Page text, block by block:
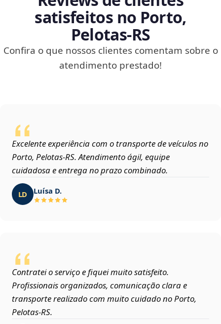
satisfeitos no Porto,
Pelotas‑RS
Confira o que nossos clientes comentam sobre o
atendimento prestado!
Excelente experiência com o transporte de veículos no
Porto, Pelotas‑RS. Atendimento ágil, equipe
cuidadosa e entrega no prazo combinado.
LD Luísa D.
Contratei o serviço e fiquei muito satisfeito.
Profissionais organizados, comunicação clara e
transporte realizado com muito cuidado no Porto,
Pelotas‑RS.